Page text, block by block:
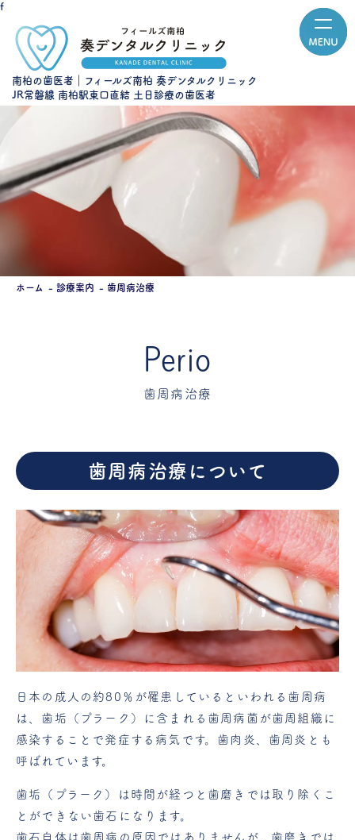
f
南柏の歯医者｜フィールズ南柏 奏デンタルクリニック
JR常磐線 南柏駅東口直結 土日診療の歯医者
ホーム 診療案内 歯周病治療
歯周病治療
歯周病治療について
日本の成人の約80％が罹患しているといわれる歯周病
は、歯垢（プラーク）に含まれる歯周病菌が歯周組織に
感染することで発症する病気です。歯肉炎、歯周炎とも
呼ばれています。
歯垢（プラーク）は時間が経つと歯磨きでは取り除くこ
とができない歯石になります。
歯石自体は歯周病の原因ではありませんが、歯磨きでは